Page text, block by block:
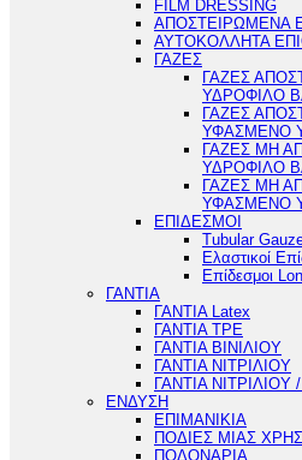
FILM DRESSING
ΑΠΟΣΤΕΙΡΩΜΕΝΑ
ΑΥΤΟΚΟΛΛΗΤΑ
ΓΑΖΕΣ
ΓΑΖΕΣ
ΥΔΡΟΦΙΛΟ
ΓΑΖΕΣ
ΥΦΑΣΜΕΝΟ
ΓΑΖΕΣ ΜΗ
ΥΔΡΟΦΙΛΟ
ΓΑΖΕΣ ΜΗ
ΥΦΑΣΜΕΝΟ
ΕΠΙΔΕΣΜΟΙ
Tubular
Ελαστικοί
Επίδεσμοι
ΓΑΝΤΙΑ
ΓΑΝΤΙΑ Latex
ΓΑΝΤΙΑ TPE
ΓΑΝΤΙΑ ΒΙΝΙΛΙΟΥ
ΓΑΝΤΙΑ ΝΙΤΡΙΛΙΟΥ
ΓΑΝΤΙΑ
ΕΝΔΥΣΗ
ΕΠΙΜΑΝΙΚΙΑ
ΠΟΔΙΕΣ ΜΙΑΣ
ΠΟΔΟΝΑΡΙΑ